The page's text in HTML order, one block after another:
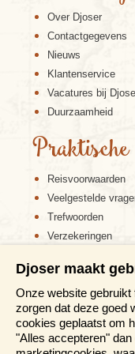
Over Djoser
Contactgegevens
Nieuws
Klantenservice
Vacatures bij
Duurzaamheid
Reisvoorwaarden
Veelgestelde
Trefwoorden
Verzekeringen
Disclaimer
Cookiebeleid
Privacy verklaring
Reis en boek met
Djoser maakt
Onze website
zorgen dat deze goed
cookies geplaatst om
"Alles accepteren"